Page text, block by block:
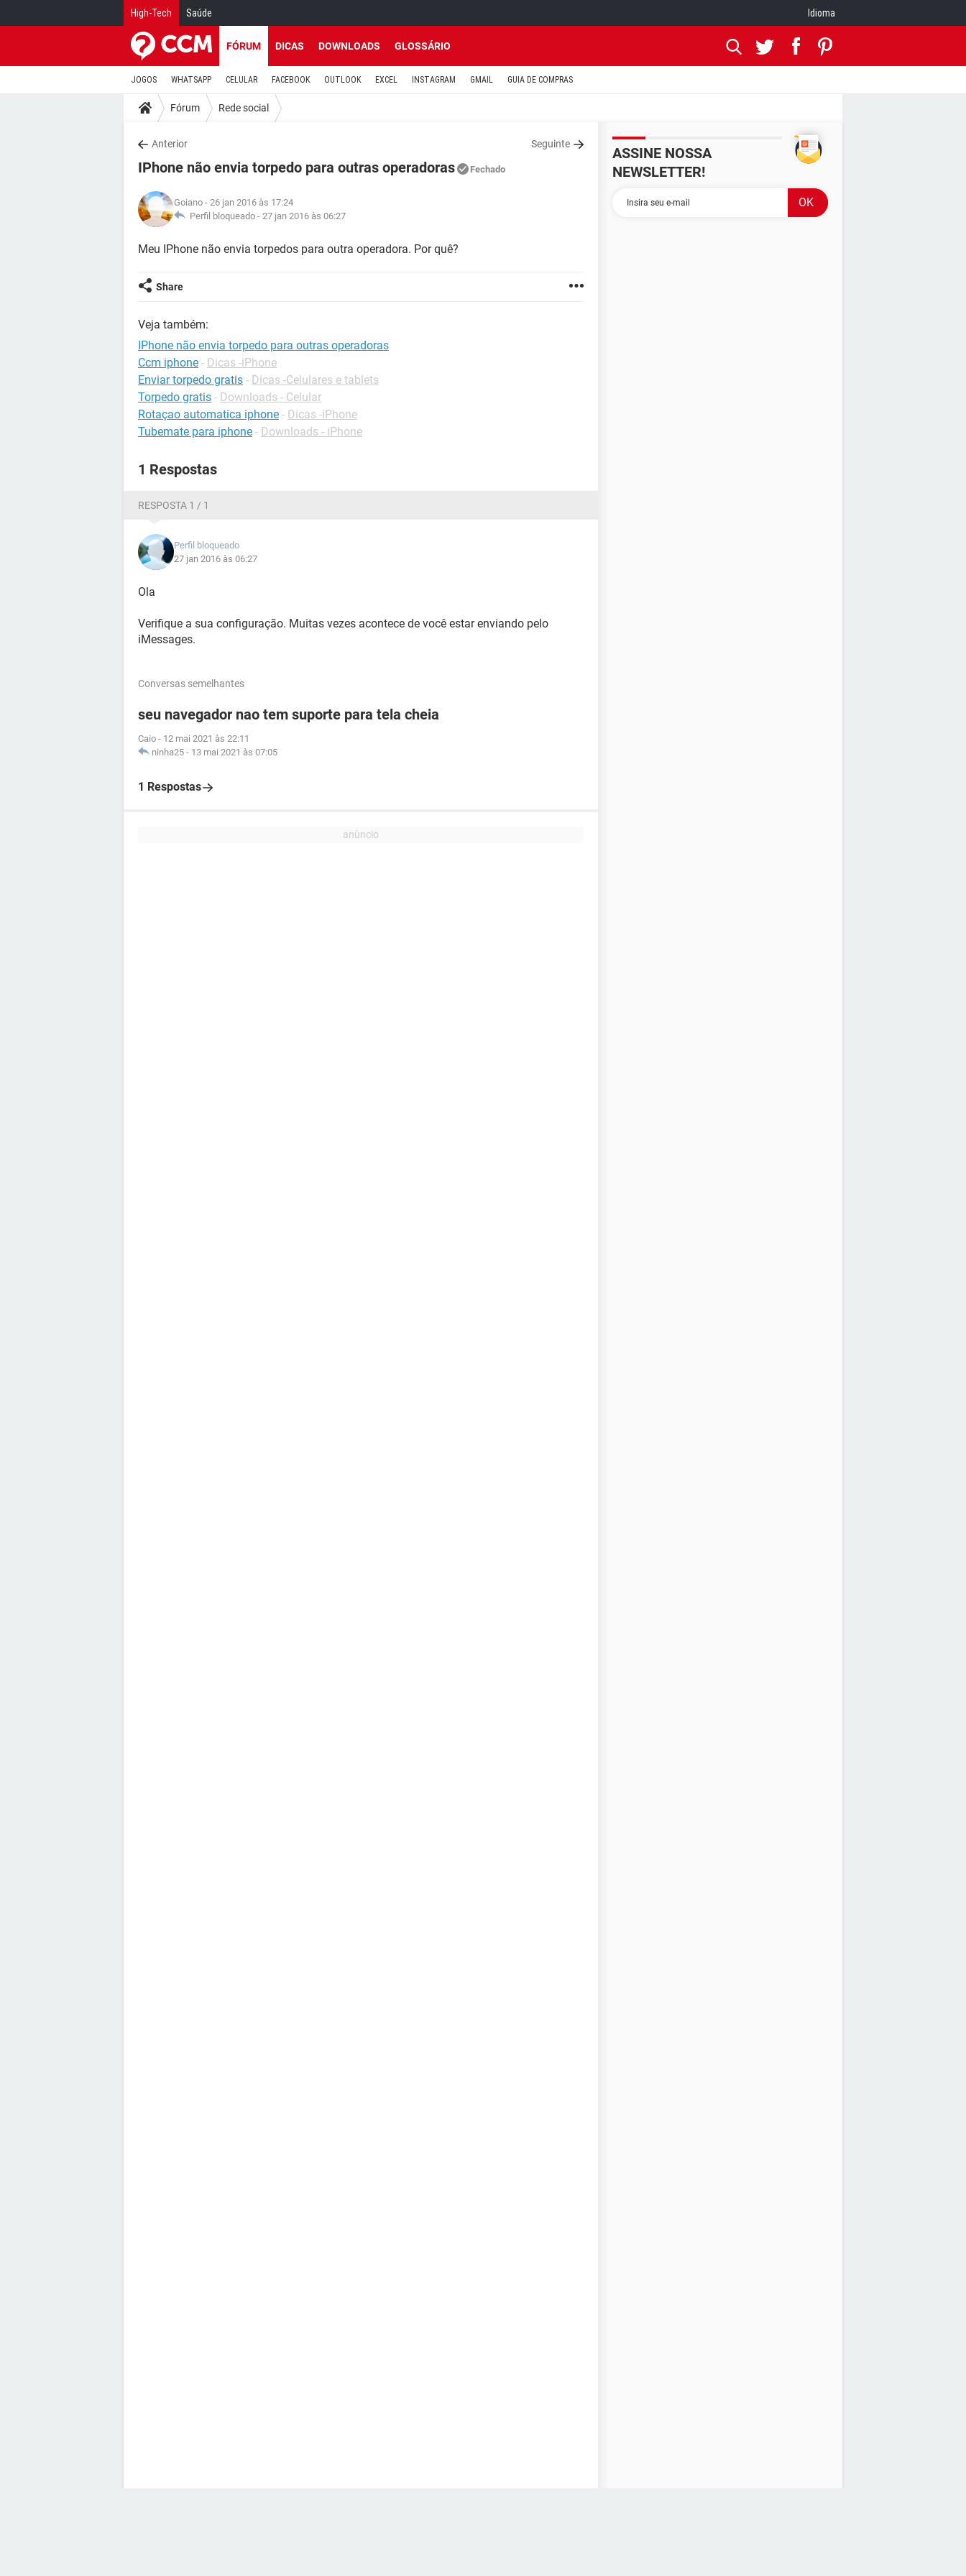
High-Tech Saúde Idioma
FÓRUM DICAS DOWNLOADS GLOSSÁRIO
JOGOS WHATSAPP CELULAR FACEBOOK OUTLOOK EXCEL INSTAGRAM GMAIL GUIA DE COMPRAS
Fórum Rede social
Anterior Seguinte
IPhone não envia torpedo para outras operadoras Fechado
Goiano - 26 jan 2016 às 17:24
Perfil bloqueado - 27 jan 2016 às 06:27
Meu IPhone não envia torpedos para outra operadora. Por quê?
Share
Veja também:
IPhone não envia torpedo para outras operadoras
Ccm iphone - Dicas -iPhone
Enviar torpedo gratis - Dicas -Celulares e tablets
Torpedo gratis - Downloads - Celular
Rotaçao automatica iphone - Dicas -iPhone
Tubemate para iphone - Downloads - iPhone
1 Respostas
RESPOSTA 1 / 1
Perfil bloqueado
27 jan 2016 às 06:27
Ola
Verifique a sua configuração. Muitas vezes acontece de você estar enviando pelo
iMessages.
Conversas semelhantes
seu navegador nao tem suporte para tela cheia
Caio - 12 mai 2021 às 22:11
ninha25 - 13 mai 2021 às 07:05
1 Respostas
ASSINE NOSSA
NEWSLETTER!